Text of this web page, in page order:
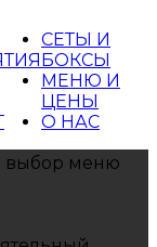
СЕТЫ И
БОКСЫ
выбор меню
МЕНЮ И
ЦЕНЫ
О НАС